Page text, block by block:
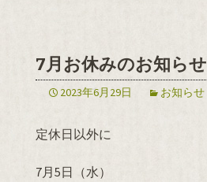
7月お休みのお知らせ
2023年6月29日 お知らせ
定休日以外に
7月5日（水）